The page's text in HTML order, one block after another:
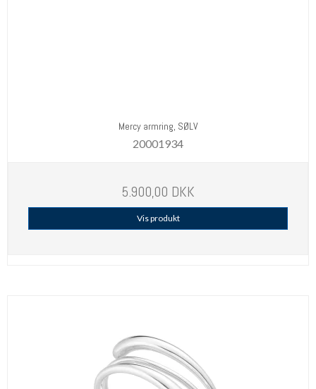
Mercy armring, SØLV
20001934
5.900,00 DKK
Vis produkt